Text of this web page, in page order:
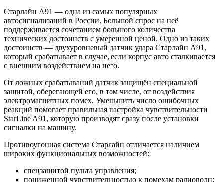
Старлайн А91 — одна из самых популярных
автосигнализаций в России. Большой спрос на неё
поддерживается сочетанием большого количества
технических достоинств с умеренной ценой. Одно из таких
достоинств — двухуровневый датчик удара Старлайн А91,
который срабатывает в случае, если корпус авто сталкивается
с внешним воздействием на него.
От ложных срабатываний датчик защищён специальной
защитой, оберегающей его, в том числе, от воздействия
электромагнитных помех. Уменьшить число ошибочных
реакций помогает правильная настройка чувствительности
StarLine A91, которую производят сразу после установки
сигналки на машину.
Противоугонная система Старлайн отличается наличием
широких функциональных возможностей:
спецзащитой пульта управления;
пониженной чувствительностью к помехам радиоволн;